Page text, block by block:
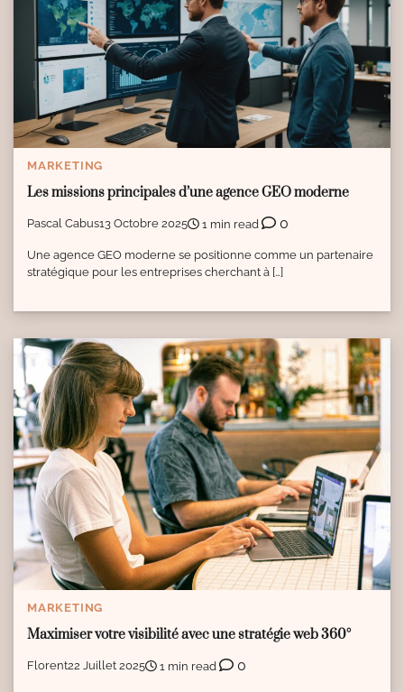
MARKETING
Les missions principales d’une agence GEO moderne
Pascal Cabus13 Octobre 2025 1 min read 0
Une agence GEO moderne se positionne comme un partenaire
stratégique pour les entreprises cherchant à […]
MARKETING
Maximiser votre visibilité avec une stratégie web 360°
Florent22 Juillet 2025 1 min read 0